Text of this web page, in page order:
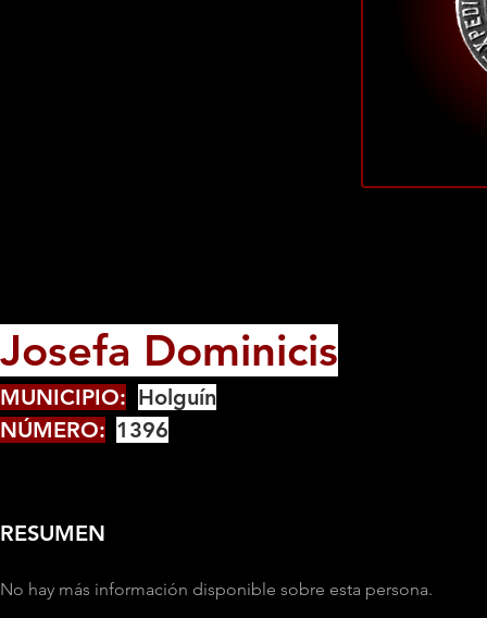
Josefa Dominicis
MUNICIPIO: Holguín
NÚMERO: 1396
RESUMEN
No hay más información disponible sobre esta persona.